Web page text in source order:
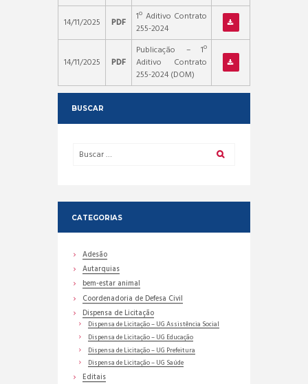
14/11/2025
PDF
1º Aditivo Contrato
255-2024
14/11/2025 PDF
Publicação – 1º
Aditivo Contrato
255-2024 (DOM)
BUSCAR
CATEGORIAS
Adesão
Autarquias
bem-estar animal
Coordenadoria de Defesa Civil
Dispensa de Licitação
Dispensa de Licitação – UG Assistência Social
Dispensa de Licitação – UG Educação
Dispensa de Licitação – UG Prefeitura
Dispensa de Licitação – UG Saúde
Editais